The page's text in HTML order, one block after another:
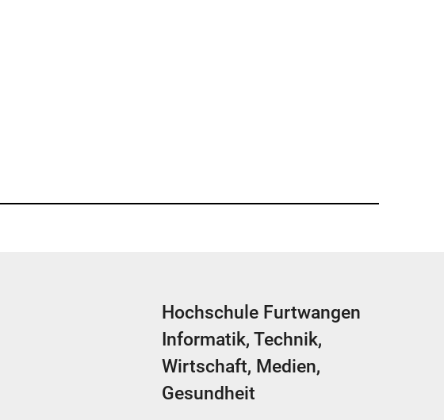
Hochschule Furtwangen
Informatik, Technik,
Wirtschaft, Medien,
Gesundheit